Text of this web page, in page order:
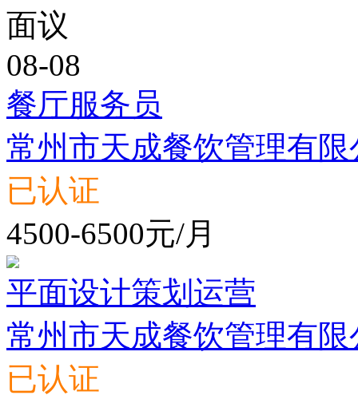
面议
08-08
餐厅服务员
常州市天成餐饮管理有限
已认证
4500-6500元/月
平面设计策划运营
常州市天成餐饮管理有限
已认证